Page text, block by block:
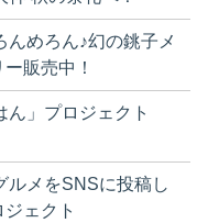
んめろん♪幻の銚子メ
販売中！
ん」プロジェクト
ルメをSNSに投稿し
ェクト